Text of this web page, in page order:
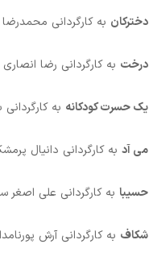
دخترکان به کارگردانی
درخت به کارگردانی رضا انصاری
یک حسرت کودکانه به
می آد به کارگردانی دانیال
حسیبا به کارگردانی علی
شکاف به کارگردانی آرش